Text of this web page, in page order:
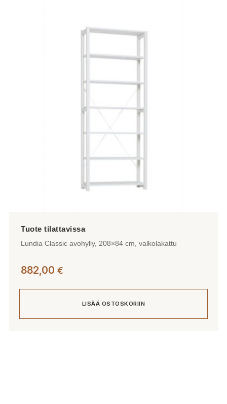
Lundia Classic avohylly, 208×84 cm, valkolakattu
882,00 €
LISÄÄ OSTOSKORIIN